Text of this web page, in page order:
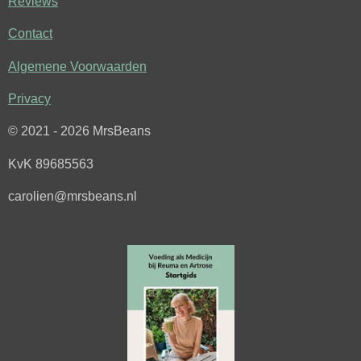
b
o
r
Contact
Algemene Voorwaarden
Privacy
© 2021 - 2026 MrsBeans
KvK 89685563
carolien@mrsbeans.nl